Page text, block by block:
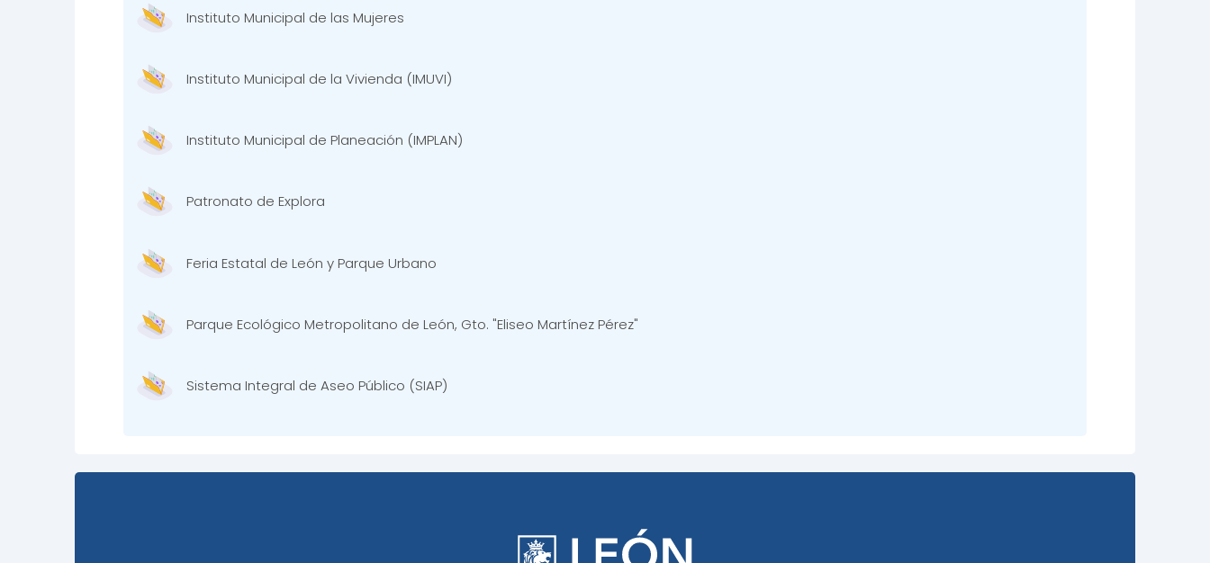
Instituto Municipal de las Mujeres
Instituto Municipal de la Vivienda (IMUVI)
Instituto Municipal de Planeación (IMPLAN)
Patronato de Explora
Feria Estatal de León y Parque Urbano
Parque Ecológico Metropolitano de León, Gto. "Eliseo Martínez Pérez"
Sistema Integral de Aseo Público (SIAP)